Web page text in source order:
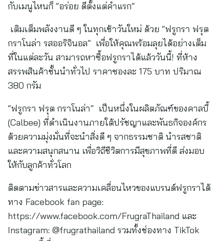
กับเมนูไหนก็ “อร่อย ดีตั้งแต่คำแรก”
เติมเต็มพลังงานดี ๆ ในทุกเช้าวันใหม่ ด้วย “ฟรูกรา ฟรุต
กราโนล่า รสออริจินอล” เพื่อให้คุณพร้อมลุยได้อย่างเต็ม
ที่ในแต่ละวัน สามารถหาซื้อฟรูกราได้แล้ววันนี้! ที่ห้าง
สรรพสินค้าชั้นนำทั่วไป ราคาซองละ 175 บาท ปริมาณ
380 กรัม
“ฟรูกรา ฟรุต กราโนล่า” เป็นหนึ่งในผลิตภัณฑ์ของคาลบี้
(Calbee) ที่ดำเนินงานภายใต้ปรัชญาและพันธกิจองค์กร
ด้วยความมุ่งมั่นที่จะนำสิ่งดี ๆ จากธรรมชาติ นำรสชาติ
และความสนุกสนาน เพื่อวิถีชีวิตการมีสุขภาพที่ดี ส่งมอบ
ให้กับลูกค้าทั่วโลก
ติดตามข่าวสารและความเคลื่อนไหวของแบรนด์ฟรูกราได้
ทาง Facebook fan page:
https://www.facebook.com/FrugraThailand และ
Instagram: @frugrathailand รวมทั้งช่องทาง TikTok